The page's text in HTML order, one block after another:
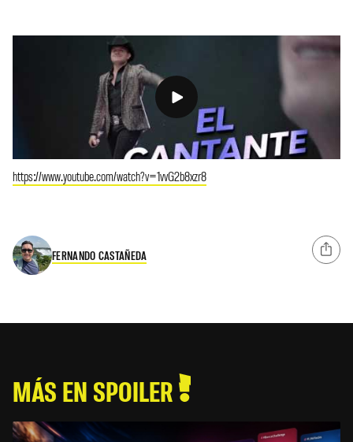
https://www.youtube.com/watch?v=1vvG2b8xzr8
FERNANDO CASTAÑEDA
MÁS EN SPOILER